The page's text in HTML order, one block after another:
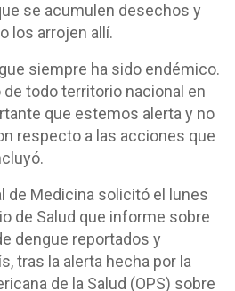
se acumulen desechos y
los arrojen allí.
siempre ha sido endémico.
de todo territorio nacional en
que estemos alerta y no
respecto a las acciones que
de Medicina solicitó el lunes
de Salud que informe sobre
dengue reportados y
tras la alerta hecha por la
de la Salud (OPS) sobre